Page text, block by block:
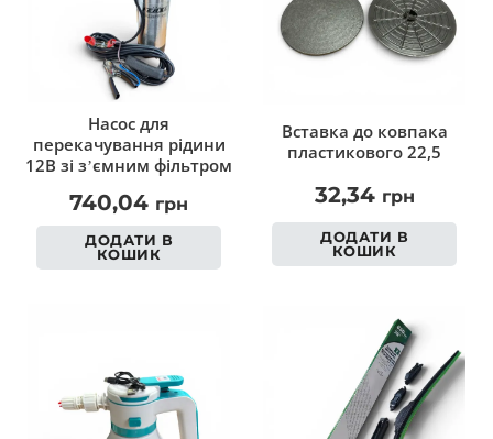
Насос для
перекачування рідини
12В зі з’ємним фільтром
740,04 грн
ДОДАТИ В
КОШИК
Вставка до ковпака
пластикового 22,5
32,34 грн
ДОДАТИ В
КОШИК